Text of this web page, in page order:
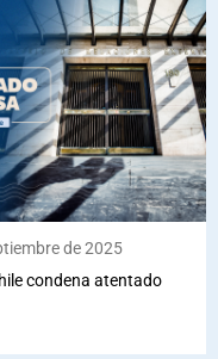
de 2025
condena atentado